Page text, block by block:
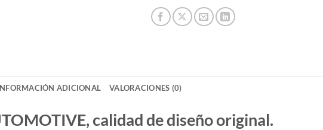
ADICIONAL VALORACIONES (0)
calidad de diseño original.